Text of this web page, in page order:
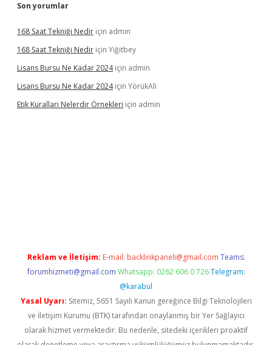
Son yorumlar
168 Saat Tekniği Nedir için admin
168 Saat Tekniği Nedir için Yiğitbey
Lisans Bursu Ne Kadar 2024için admin
Lisans Bursu Ne Kadar 2024için YörükAli
Etik Kuralları Nelerdir Örnekleri için admin
Reklam ve İletişim: E-mail: backlinkpaneli@gmail.com Teams:
forumhizmeti@gmail.com Whatsapp: 0262 606 0 726 Telegram:
@karabul
Yasal Uyarı: Sitemiz, 5651 Sayılı Kanun gereğince Bilgi Teknolojileri
ve İletişim Kurumu (BTK) tarafından onaylanmış bir Yer Sağlayıcı
olarak hizmet vermektedir. Bu nedenle, sitedeki içerikleri proaktif